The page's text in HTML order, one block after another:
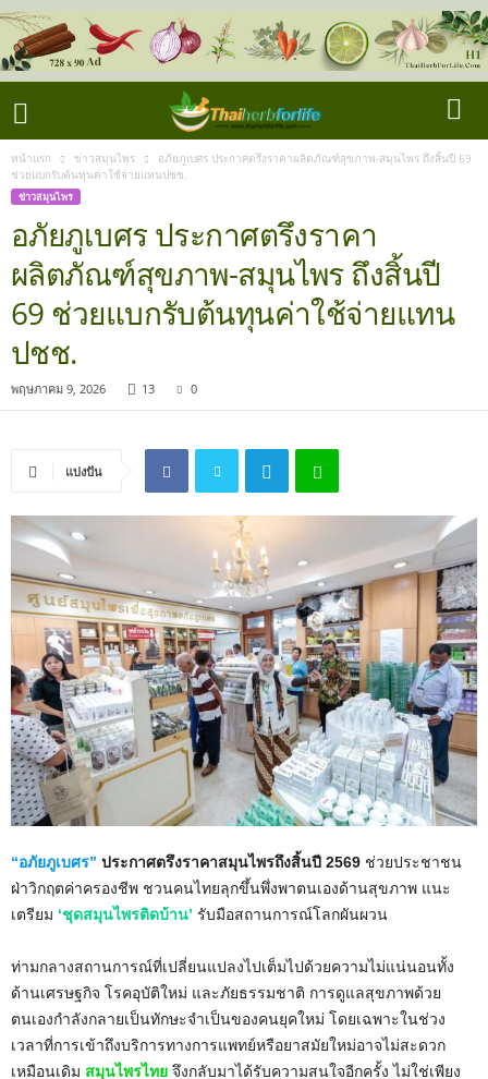
หน้าแรก ข่าวสมุนไพร
อภัยภูเบศร ประกาศตรึงราคาผลิตภัณฑ์สุขภาพ-สมุนไพร ถึงสิ้นปี 69
ช่วยแบกรับต้นทุนค่าใช้จ่ายแทนปชช.
ข่าวสมุนไพร
อภัยภูเบศร ประกาศตรึงราคา
ผลิตภัณฑ์สุขภาพ-สมุนไพร ถึงสิ้นปี
69 ช่วยแบกรับต้นทุนค่าใช้จ่ายแทน
ปชช.
พฤษภาคม 9, 2026 13 0
แบ่งปัน
“อภัยภูเบศร” ประกาศตรึงราคาสมุนไพรถึงสิ้นปี 2569 ช่วยประชาชน
ฝ่าวิกฤตค่าครองชีพ ชวนคนไทยลุกขึ้นพึ่งพาตนเองด้านสุขภาพ แนะ
เตรียม ‘ชุดสมุนไพรติดบ้าน’ รับมือสถานการณ์โลกผันผวน
ท่ามกลางสถานการณ์ที่เปลี่ยนแปลงไปเต็มไปด้วยความไม่แน่นอนทั้ง
ด้านเศรษฐกิจ โรคอุบัติใหม่ และภัยธรรมชาติ การดูแลสุขภาพด้วย
ตนเองกำลังกลายเป็นทักษะจำเป็นของคนยุคใหม่ โดยเฉพาะในช่วง
เวลาที่การเข้าถึงบริการทางการแพทย์หรือยาสมัยใหม่อาจไม่สะดวก
เหมือนเดิม สมุนไพรไทย จึงกลับมาได้รับความสนใจอีกครั้ง ไม่ใช่เพียง